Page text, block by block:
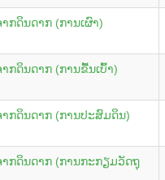
ກດິນດາກ (ການເຜົາ)
ກດິນດາກ (ການຂື້ນເບົ້າ)
າກດິນດາກ (ການປະສົມດິນ)
າກດິນດາກ (ການກະກຽມວັດຖຸ